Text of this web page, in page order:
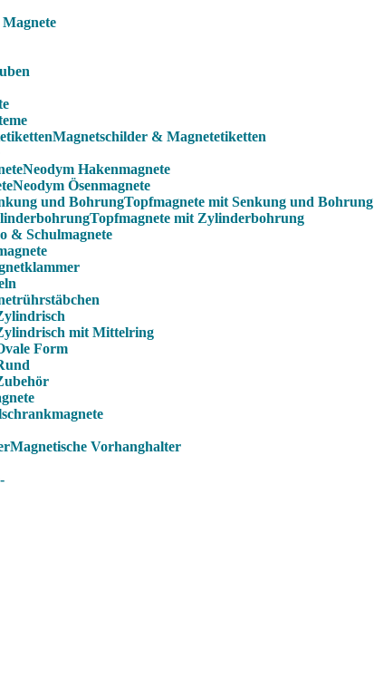
Magnetschilder & Magnetetiketten
Neodym Hakenmagnete
Neodym Ösenmagnete
Topfmagnete mit Senkung und Bohrung
Topfmagnete mit Zylinderbohrung
& Schulmagnete
mit Mittelring
Form
Magnetische Vorhanghalter